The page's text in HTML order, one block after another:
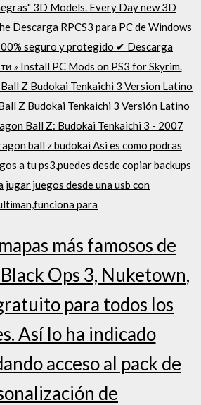
3D Models. Every Day new 3D
Descarga RPCS3 para PC de Windows
seguro y protegido ✔ Descarga
» Install PC Mods on PS3 for Skyrim.
Z Budokai Tenkaichi 3 Version Latino
Z Budokai Tenkaichi 3 Versión Latino
Ball Z: Budokai Tenkaichi 3 - 2007
ball z budokai Asi es como podras
a tu ps3,puedes desde copiar backups
jugar juegos desde una usb con
para
más famosos de
Ops 3, Nuketown,
para todos los
Así lo ha indicado
acceso al pack de
de